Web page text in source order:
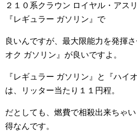
２１０系クラウン ロイヤル・アス
『レギュラー ガソリン』で
良いんですが、最大限能力を発揮
オク ガソリン』が良いですよ。
『レギュラー ガソリン』と『ハイ
は、リッター当たり１１円程。
だとしても、燃費で相殺出来ちゃ
得なんです。